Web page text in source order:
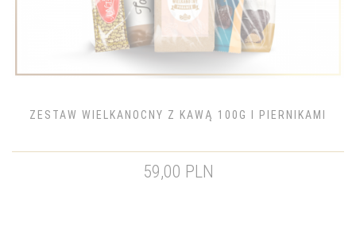
ZESTAW WIELKANOCNY Z KAWĄ 100G I PIERNIKAMI
59,00 PLN